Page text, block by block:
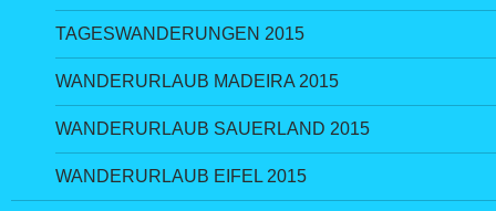
TAGESWANDERUNGEN 2015
WANDERURLAUB MADEIRA 2015
WANDERURLAUB SAUERLAND 2015
WANDERURLAUB EIFEL 2015